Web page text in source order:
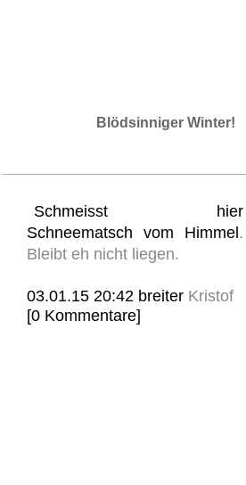
Blödsinniger Winter!
Schmeisst hier
Schneematsch vom Himmel .
Bleibt eh nicht liegen.
03.01.15 20:42 breiter Kristof
[0 Kommentare]